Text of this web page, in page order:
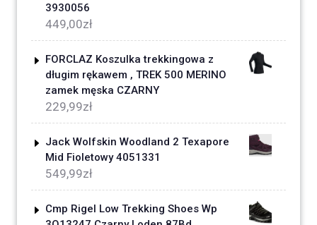
3930056
449,00zł
FORCLAZ Koszulka trekkingowa z
długim rękawem , TREK 500 MERINO
zamek męska CZARNY
229,99zł
Jack Wolfskin Woodland 2 Texapore
Mid Fioletowy 4051331
549,99zł
Cmp Rigel Low Trekking Shoes Wp